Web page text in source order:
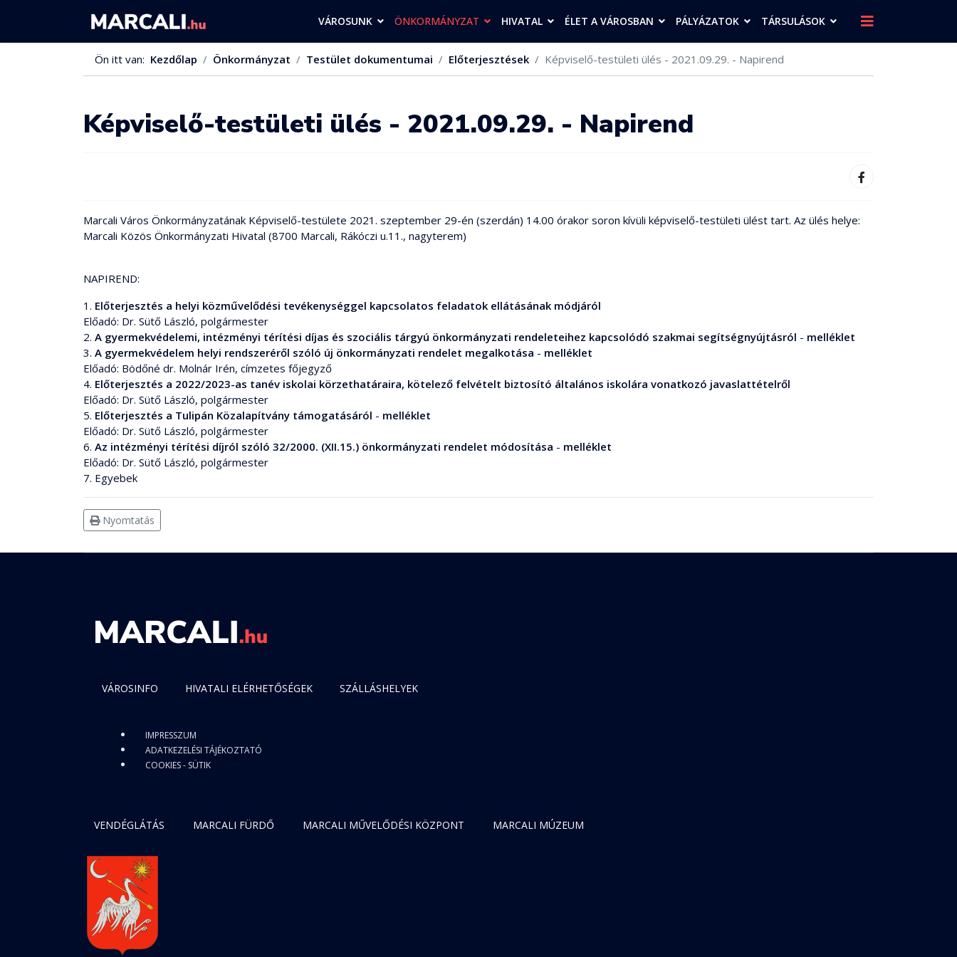
VÁROSUNK ÖNKORMÁNYZAT HIVATAL ÉLET A VÁROSBAN PÁLYÁZATOK TÁRSULÁSOK
Ön itt van: Kezdőlap Önkormányzat Testület dokumentumai Előterjesztések Képviselő-testületi ülés - 2021.09.29. - Napirend
Képviselő-testületi ülés - 2021.09.29. - Napirend
Marcali Város Önkormányzatának Képviselő-testülete 2021. szeptember 29-én (szerdán) 14.00 órakor soron kívüli képviselő-testületi ülést tart. Az ülés helye:
Marcali Közös Önkormányzati Hivatal (8700 Marcali, Rákóczi u.11., nagyterem)
NAPIREND:
1. Előterjesztés a helyi közművelődési tevékenységgel kapcsolatos feladatok ellátásának módjáról
Előadó: Dr. Sütő László, polgármester
2. A gyermekvédelemi, intézményi térítési díjas és szociális tárgyú önkormányzati rendeleteihez kapcsolódó szakmai segítségnyújtásról - melléklet
3. A gyermekvédelem helyi rendszeréről szóló új önkormányzati rendelet megalkotása - melléklet
Előadó: Bödőné dr. Molnár Irén, címzetes főjegyző
4. Előterjesztés a 2022/2023-as tanév iskolai körzethatáraira, kötelező felvételt biztosító általános iskolára vonatkozó javaslattételről
Előadó: Dr. Sütő László, polgármester
5. Előterjesztés a Tulipán Közalapítvány támogatásáról - melléklet
Előadó: Dr. Sütő László, polgármester
6. Az intézményi térítési díjról szóló 32/2000. (XII.15.) önkormányzati rendelet módosítása - melléklet
Előadó: Dr. Sütő László, polgármester
7. Egyebek
Nyomtatás
VÁROSINFO HIVATALI ELÉRHETŐSÉGEK SZÁLLÁSHELYEK
IMPRESSZUM
ADATKEZELÉSI TÁJÉKOZTATÓ
COOKIES - SÜTIK
VENDÉGLÁTÁS MARCALI FÜRDŐ MARCALI MŰVELŐDÉSI KÖZPONT MARCALI MÚZEUM